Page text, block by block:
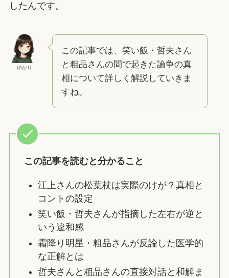
したんです。
ゆかり
この記事では、笑い飯・哲夫さん
と粗品さんの間で起きた論争の真
相について詳しく解説していきま
すね。
この記事を読むと分かること
江上さんの松葉杖は実際のけが？真相と
コントの設定
笑い飯・哲夫さんが指摘した左右が逆と
いう違和感
霜降り明星・粗品さんが反論した医学的
な正解とは
哲夫さんと粗品さんの直接対話と和解ま